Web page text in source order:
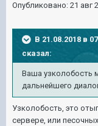
Опубликовано: 21 авг
В 21.08.2018 в
сказал:
Ваша узколобость
дальнейшего
Узколобость, это
сервере, или